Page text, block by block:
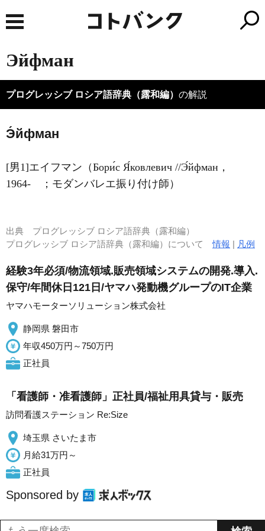
Эйфман
プログレッシブ ロシア語辞典（露和編） の解説
Э́йфман
[男1]エイフマン（Бори́с Я́ковлевич //Э́йфман，
1964‐ ；モダンバレエ振り付け師）
出典 プログレッシブ ロシア語辞典（露和編）
プログレッシブ ロシア語辞典（露和編）について情報 | 凡例
経験3年必須/物流領域.販売領域システムの開発.導入.
保守/年間休日121日/ヤマハ発動機グループのIT企業
ヤマハモーターソリューション株式会社
静岡県 磐田市
年収450万円～750万円
正社員
「看護師・准看護師」正社員/福祉用具貸与・販売
訪問看護ステーション Re:Size
埼玉県 さいたま市
月給31万円～
正社員
Sponsored by